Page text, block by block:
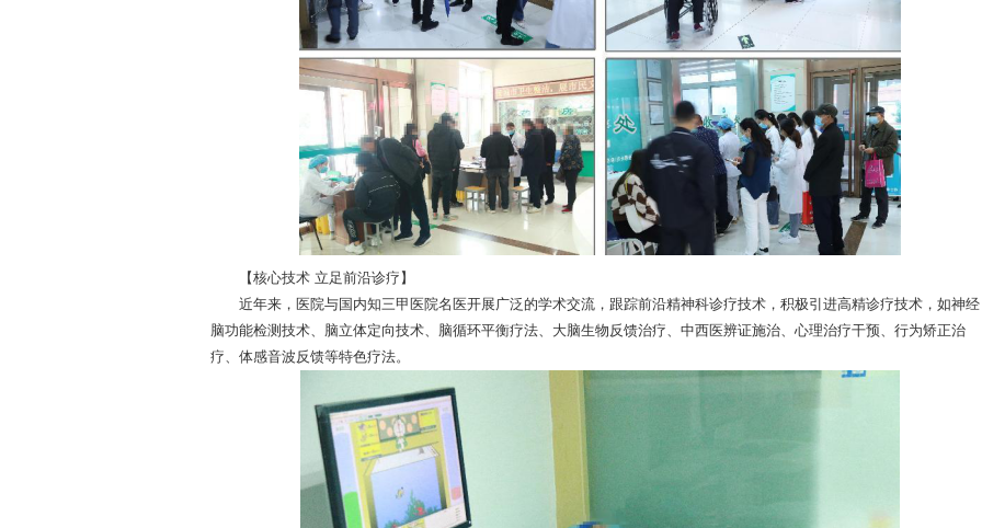
【核心技术 立足前沿诊疗】
近年来，医院与国内知三甲医院名医开展广泛的学术交流，跟踪前沿精神科诊疗技术，积极引进高精诊疗技术，如神经
脑功能检测技术、脑立体定向技术、脑循环平衡疗法、大脑生物反馈治疗、中西医辨证施治、心理治疗干预、行为矫正治
疗、体感音波反馈等特色疗法。